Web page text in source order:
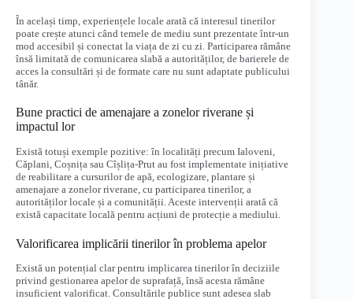
În același timp, experiențele locale arată că interesul tinerilor
poate crește atunci când temele de mediu sunt prezentate într-un
mod accesibil și conectat la viața de zi cu zi. Participarea rămâne
însă limitată de comunicarea slabă a autorităților, de barierele de
acces la consultări și de formate care nu sunt adaptate publicului
tânăr.
Bune practici de amenajare a zonelor riverane și
impactul lor
Există totuși exemple pozitive: în localități precum Ialoveni,
Căplani, Coșnița sau Cîșlița-Prut au fost implementate inițiative
de reabilitare a cursurilor de apă, ecologizare, plantare și
amenajare a zonelor riverane, cu participarea tinerilor, a
autorităților locale și a comunității. Aceste intervenții arată că
există capacitate locală pentru acțiuni de protecție a mediului.
Valorificarea implicării tinerilor în problema apelor
Există un potențial clar pentru implicarea tinerilor în deciziile
privind gestionarea apelor de suprafață, însă acesta rămâne
insuficient valorificat. Consultările publice sunt adesea slab